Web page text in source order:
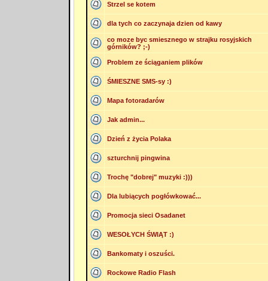
Strzel se kotem
dla tych co zaczynaja dzien od kawy
co moze byc smiesznego w strajku rosyjskich
górników? ;-)
Problem ze ściąganiem plików
ŚMIESZNE SMS-sy :)
Mapa fotoradarów
Jak admin...
Dzień z życia Polaka
szturchnij pingwina
Trochę "dobrej" muzyki :)))
Dla lubiących pogłówkować...
Promocja sieci Osadanet
WESOŁYCH ŚWIĄT :)
Bankomaty i oszuści.
Rockowe Radio Flash